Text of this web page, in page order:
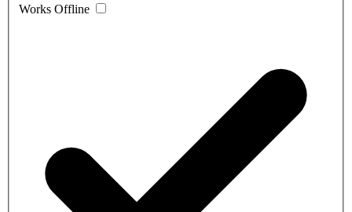
Works Offline